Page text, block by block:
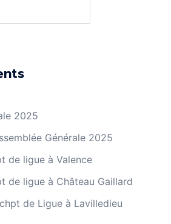
2025
Générale 2025
de ligue à Valence
de ligue à Château Gaillard
de Ligue à Lavilledieu